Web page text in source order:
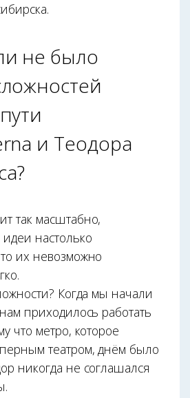
не было
и Теодора
так масштабно,
настолько
их невозможно
Когда мы начали
приходилось работать
что метро, которое
театром, днём было
никогда не соглашался